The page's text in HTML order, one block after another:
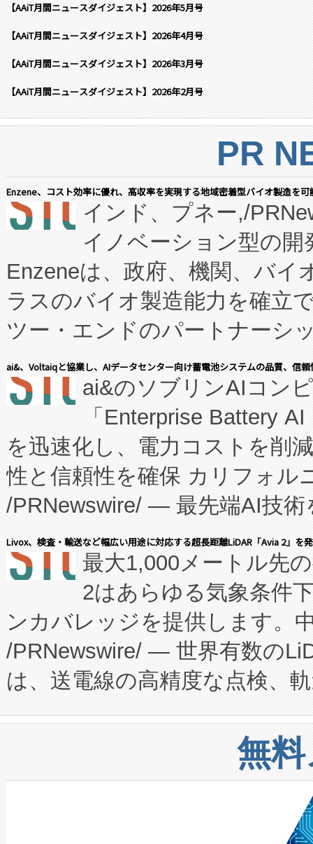
【AAiT月間ニュースダイジェスト】2026年5月号
【AAiT月間ニュースダイジェスト】2026年4月号
【AAiT月間ニュースダイジェスト】2026年3月号
【AAiT月間ニュースダイジェスト】2026年2月号
PR
Enzene、コスト効率に優れ、高収率を実現する地域密着型バイオ製造を
インド、プネー,/
イノベーション型の
Enzeneは、政府、機関、バイ
ラスのバイオ製造能力を確立
ツー・エンドのパートナーシ
表しました。 同社の実績ある
manufacturing™ (FCCM™) プ
たNeXは、バイオ医薬品製造
従来のフェッドバッチ施設の
に、患者やサプライチェーン
キー方式で拡張性が高く、持
す。FCCM‑を活用した現地生
患者にとっての費用負担を大
のアクセスを大幅に拡大する
Fully-Connected Continuous
プログラムには、施設設計・
に関する技術移転および知的
構造化トレーニングカリキュ
上げおよび商用化段階におけ
設備整備および立ち上げ調整
加組織は、Enzeneのバイオ
選定された製品について、自
ai&、Voltaiqと協業し、AIデータセンター向け蓄電池システムの品質、信
ai&のソブリンAIコン
「Enterprise Battery
を迅速化し、電力コストを削
性と信頼性を確保 カリフォル
/PRNewswire/ — 最先端AI技術
会社エーアイ・アンド：本社
President原信平）と、エンタ
ードするVoltaiqは、日本にあ
ーエネルギー貯蔵システム（
た。 Voltaiq独自のAI搭載プラ
定、統合、導入、運用に至る
安全性を追跡し、確保する事
増加しているデータセンター
る電力網に大きな負担をかけ
事業者の負担軽減という課題
系統連系を迅速にし、ピーク
Livox、検査・輸送など幅広い用途に対応する超長距離LiDAR「Avia 2」を
最大1,000メートル先
2はあらゆる気象条件
ンカバレッジを提供します。
/PRNewswire/ — 世界有数の
は、送電線の高精度な点検、
や穀物倉庫におけるバルク材
リューション「Avia 2」を発
したAvia 2は、1,000メート
狭視野のFOVを切り替えるこ
ケーブル、枝などの細かな対
無